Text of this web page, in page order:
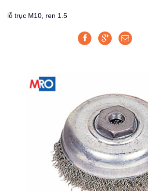
lỗ trục M10, ren 1.5